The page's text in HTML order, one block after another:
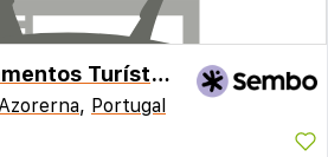
Açorsonho Apartamentos Turísticos
, Portugal